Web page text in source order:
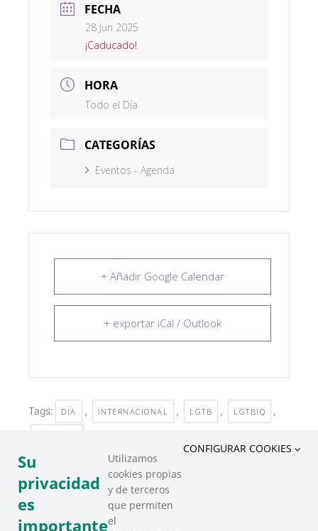
FECHA
28 Jun 2025
¡Caducado!
HORA
Todo el Día
CATEGORÍAS
Eventos - Agenda
+ Añadir Google Calendar
+ exportar iCal / Outlook
Tags: DIA , INTERNACIONAL , LGTB , LGTBIQ ,
COMPARTIR ESTE EVENTO
Su
privacidad
es
importante
Utilizamos
cookies propias
y de terceros
que permiten
el
CONFIGURAR COOKIES